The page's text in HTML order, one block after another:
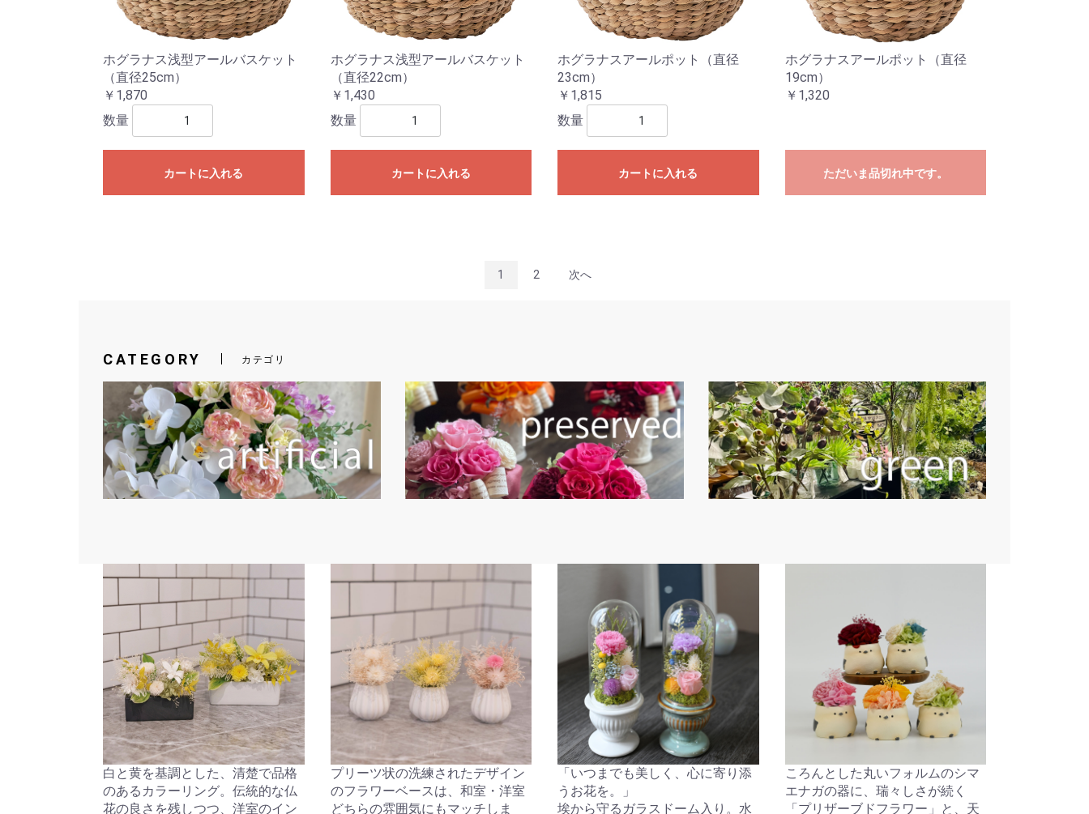
ホグラナス浅型アールバスケット
（直径25cm）
￥1,870
数量
カートに入れる
ホグラナス浅型アールバスケット
（直径22cm）
￥1,430
数量
カートに入れる
ホグラナスアールポット（直径
23cm）
￥1,815
数量
カートに入れる
ホグラナスアールポット（直径
19cm）
￥1,320
ただいま品切れ中です。
1 2 次へ
CATEGORY カテゴリ
白と黄を基調とした、清楚で品格
のあるカラーリング。伝統的な仏
花の良さを残しつつ、洋室のイン
プリーツ状の洗練されたデザイン
のフラワーベースは、和室・洋室
どちらの雰囲気にもマッチしま
「いつまでも美しく、心に寄り添
うお花を。」
埃から守るガラスドーム入り。水
ころんとした丸いフォルムのシマ
エナガの器に、瑞々しさが続く
「プリザーブドフラワー」と、天